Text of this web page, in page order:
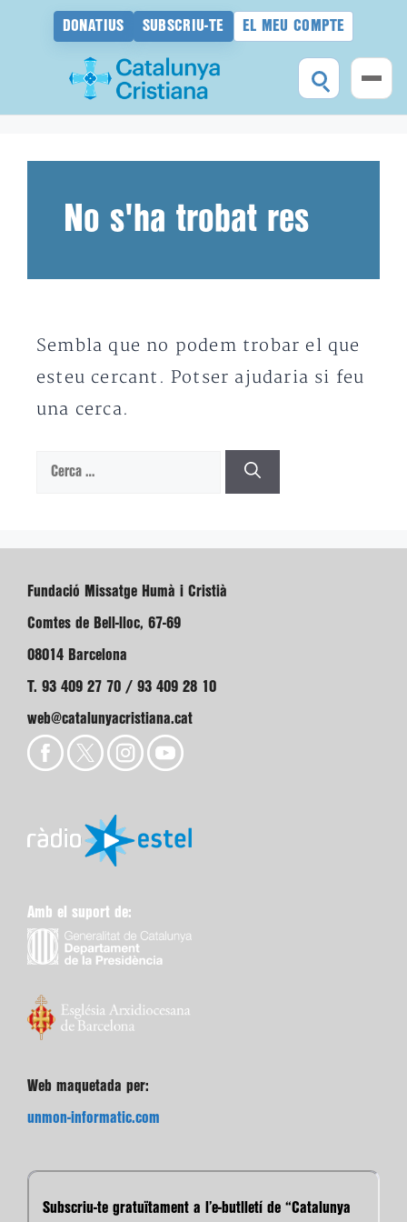
DONATIUS SUBSCRIU-TE EL MEU COMPTE
No s'ha trobat res
Sembla que no podem trobar el que
esteu cercant. Potser ajudaria si feu
una cerca.
Cerca:
Fundació Missatge Humà i Cristià
Comtes de Bell-lloc, 67-69
08014 Barcelona
T. 93 409 27 70 / 93 409 28 10
web@catalunyacristiana.cat
Amb el suport de:
Web maquetada per:
unmon-informatic.com
Subscriu-te gratuïtament a l’e-butlletí de “Catalunya